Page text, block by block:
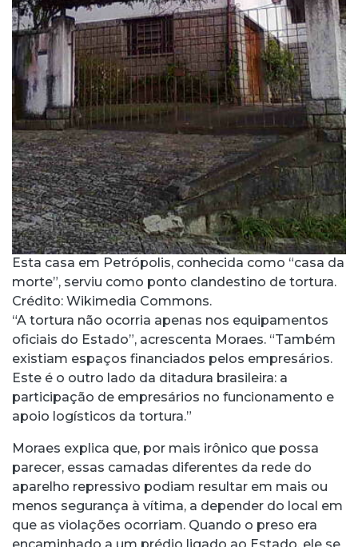
Esta casa em Petrópolis, conhecida como “casa da
morte”, serviu como ponto clandestino de tortura.
Crédito: Wikimedia Commons.
“A tortura não ocorria apenas nos equipamentos
oficiais do Estado”, acrescenta Moraes. “Também
existiam espaços financiados pelos empresários.
Este é o outro lado da ditadura brasileira: a
participação de empresários no funcionamento e
apoio logísticos da tortura.”
Moraes explica que, por mais irônico que possa
parecer, essas camadas diferentes da rede do
aparelho repressivo podiam resultar em mais ou
menos segurança à vítima, a depender do local em
que as violações ocorriam. Quando o preso era